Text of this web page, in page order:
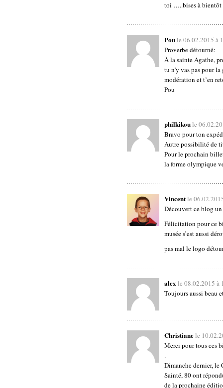
toi …..bises à bientôt
Poule 06.02.2015 à
Proverbe détourné:
À la sainte Agathe,
tu n’y vas pas pour
modération et t’en
Pou
philkikoule
Bravo pour ton
Autre possibilité de
Pour le prochain
la forme olympique
Vincentle
Découvert ce blog
Félicitation pour ce
musée s’est aussi
pas mal le logo
alexle 08.02.2015 à
Toujours aussi beau
Christianele
Merci pour tous ces
.
Dimanche dernier, le
Sainté, 80 ont
de la prochaine